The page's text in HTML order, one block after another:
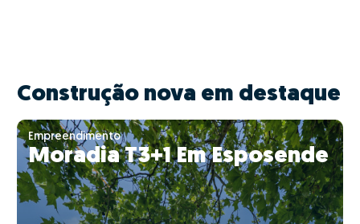
Construção nova em destaque
Empreendimento
Moradia T3+1 Em Esposende